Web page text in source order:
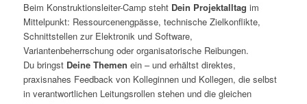
Beim Konstruktionsleiter-Camp steht Dein Projektalltag im
Mittelpunkt: Ressourcenengpässe, technische Zielkonflikte,
Schnittstellen zur Elektronik und Software,
Variantenbeherrschung oder organisatorische Reibungen.
Du bringst Deine Themen ein – und erhältst direktes,
praxisnahes Feedback von Kolleginnen und Kollegen, die selbst
in verantwortlichen Leitungsrollen stehen und die gleichen